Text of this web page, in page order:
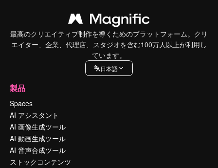
最高のクリエイティブ制作を導くためのプラットフォーム。クリ
エイター、企業、代理店、スタジオを含む100万人以上が利用し
ています。
日本語
製品
Spaces
AI アシスタント
AI 画像生成ツール
AI 動画生成ツール
AI 音声合成ツール
ストックコンテンツ